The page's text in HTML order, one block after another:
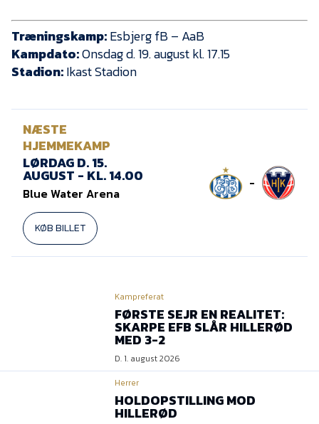
Træningskamp:Esbjerg fB – AaB
Kampdato:Onsdag d. 19. august kl. 17.15
Stadion:Ikast Stadion
NÆSTE
HJEMMEKAMP
LØRDAG D. 15.
AUGUST - KL. 14.00
Blue Water Arena
KØB BILLET
-
Kampreferat
FØRSTE SEJR EN REALITET:
SKARPE EFB SLÅR HILLERØD
MED 3-2
D. 1. august 2026
Herrer
HOLDOPSTILLING MOD
HILLERØD